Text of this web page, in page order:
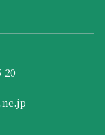
20